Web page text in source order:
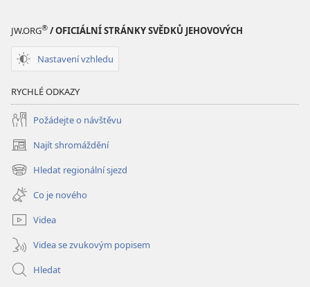
JW.ORG® / OFICIÁLNÍ STRÁNKY SVĚDKŮ JEHOVOVÝCH
Nastavení vzhledu
RYCHLÉ ODKAZY
Požádejte o návštěvu
Najít shromáždění
(otevřeno
nové
okno)
Hledat regionální sjezd
(otevřeno
nové
okno)
Co je nového
Videa
Videa se zvukovým popisem
Hledat